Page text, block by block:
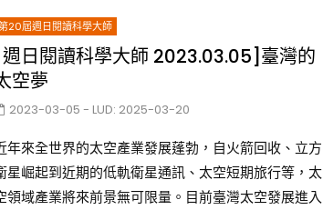
Later
20屆週日閱讀科學大師
日閱讀科學大師 2023.03.05]臺灣的
空夢
2023-03-05 - LUD: 2025-03-20
年來全世界的太空產業發展蓬勃，自火箭回收、立方
星崛起到近期的低軌衛星通訊、太空短期旅行等，太
領域產業將來前景無可限量。目前臺灣太空發展進入